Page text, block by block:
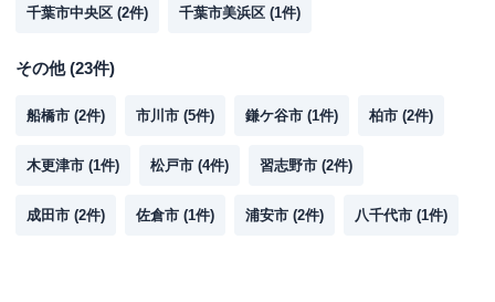
千葉市中央区 (2件) 千葉市美浜区 (1件)
その他(23件)
船橋市 (2件) 市川市 (5件) 鎌ケ谷市 (1件) 柏市 (2件)
木更津市 (1件) 松戸市 (4件) 習志野市 (2件)
成田市 (2件) 佐倉市 (1件) 浦安市 (2件) 八千代市 (1件)